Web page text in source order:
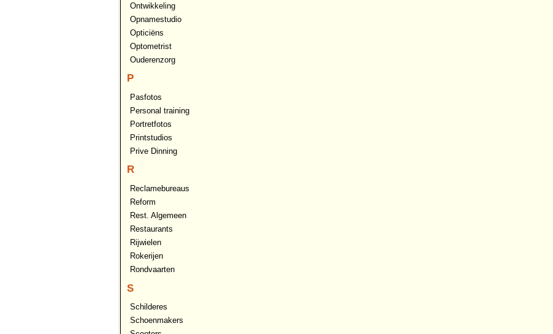
Ontwikkeling
Opnamestudio
Opticiëns
Optometrist
Ouderenzorg
P
Pasfotos
Personal training
Portretfotos
Printstudios
Prive Dinning
R
Reclamebureaus
Reform
Rest. Algemeen
Restaurants
Rijwielen
Rokerijen
Rondvaarten
S
Schilderes
Schoenmakers